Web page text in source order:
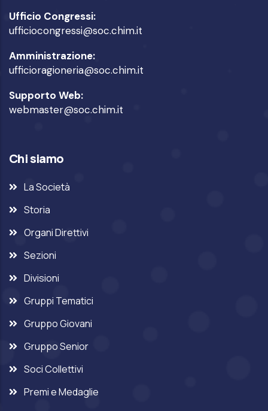
Ufficio Congressi:
ufficiocongressi@soc.chim.it
Amministrazione:
ufficioragioneria@soc.chim.it
Supporto Web:
webmaster@soc.chim.it
Chi siamo
La Società
Storia
Organi Direttivi
Sezioni
Divisioni
Gruppi Tematici
Gruppo Giovani
Gruppo Senior
Soci Collettivi
Premi e Medaglie